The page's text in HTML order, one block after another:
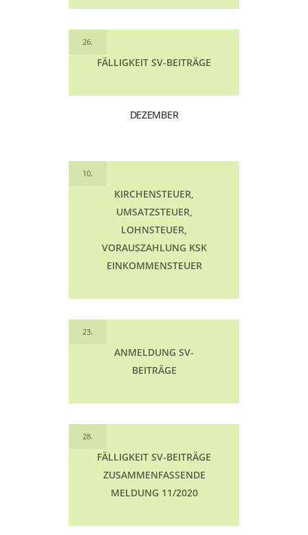
26.
FÄLLIGKEIT SV-BEITRÄGE
DEZEMBER
10.
KIRCHENSTEUER,
UMSATZSTEUER,
LOHNSTEUER,
VORAUSZAHLUNG KSK
EINKOMMENSTEUER
23.
ANMELDUNG SV-
BEITRÄGE
28.
FÄLLIGKEIT SV-BEITRÄGE
ZUSAMMENFASSENDE
MELDUNG 11/2020